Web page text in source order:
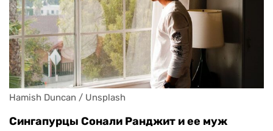
Hamish Duncan / Unsplash
Сингапурцы Сонали Ранджит и ее муж